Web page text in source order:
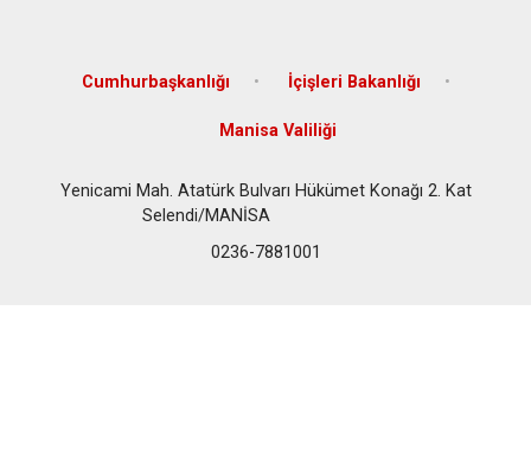
Cumhurbaşkanlığı İçişleri Bakanlığı
Manisa Valiliği
Yenicami Mah. Atatürk Bulvarı Hükümet Konağı 2. Kat
Selendi/MANİSA
0236-7881001